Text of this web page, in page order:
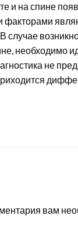
и на спине
необходимо
не
вам